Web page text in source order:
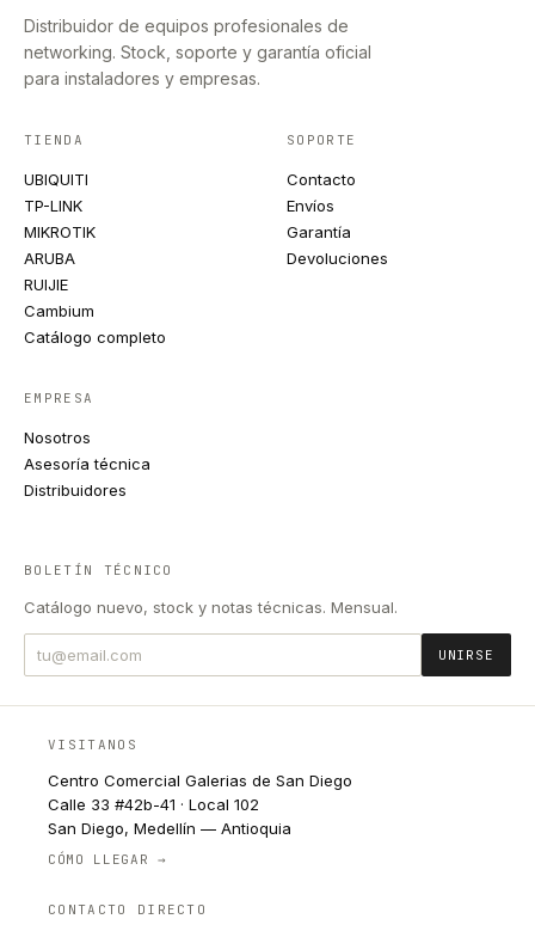
Distribuidor de equipos profesionales de
networking. Stock, soporte y garantía oficial
para instaladores y empresas.
TIENDA
UBIQUITI
TP-LINK
MIKROTIK
ARUBA
RUIJIE
Cambium
Catálogo completo
SOPORTE
Contacto
Envíos
Garantía
Devoluciones
EMPRESA
Nosotros
Asesoría técnica
Distribuidores
BOLETÍN TÉCNICO
Catálogo nuevo, stock y notas técnicas. Mensual.
UNIRSE
VISITANOS
Centro Comercial Galerias de San Diego
Calle 33 #42b-41 · Local 102
San Diego, Medellín — Antioquia
CÓMO LLEGAR →
CONTACTO DIRECTO